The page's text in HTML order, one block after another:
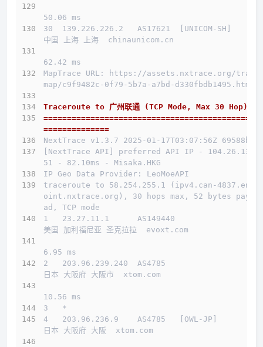
50.06 ms
30  139.226.226.2   AS17621  [UNICOM-SH]
中国 上海 上海  chinaunicom.cn
62.42 ms
MapTrace URL: https://assets.nxtrace.org/trace
map/c9f9482c-0f79-5b7a-a7bd-d330fbdb1495.html
Traceroute to 广州联通 (TCP Mode, Max 30 Hop)
==============================================
==============
NextTrace v1.3.7 2025-01-17T03:07:56Z 69588b0
[NextTrace API] preferred API IP - 104.26.13.1
51 - 82.10ms - Misaka.HKG
IP Geo Data Provider: LeoMoeAPI
traceroute to 58.254.255.1 (ipv4.can-4837.endp
oint.nxtrace.org), 30 hops max, 52 bytes paylo
ad, TCP mode
1   23.27.11.1      AS149440
美国 加利福尼亚 圣克拉拉  evoxt.com
6.95 ms
2   203.96.239.240  AS4785
日本 大阪府 大阪市  xtom.com
10.56 ms
3   *
4   203.96.236.9    AS4785   [OWL-JP]
日本 大阪府 大阪  xtom.com